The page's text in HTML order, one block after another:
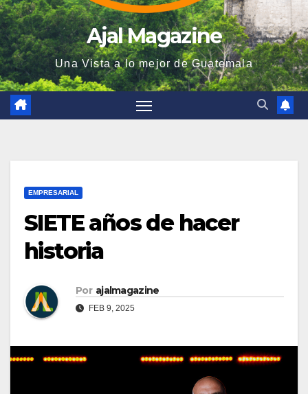
Ajal Magazine
Una Vista a lo mejor de Guatemala
EMPRESARIAL
SIETE años de hacer
historia
Por ajalmagazine
FEB 9, 2025